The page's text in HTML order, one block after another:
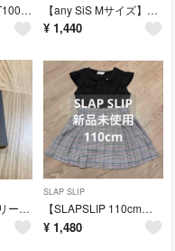
【RalphLauren4T100〜110cm】ラルフローレン女の子新品未使用 【any SiS Mサイズ】半袖ブラウスキャメルブラウンレディース エニィスィス
¥ 1,440
薬用制汗BODYクリーム【医薬部外品】男性用デオドラント50g【新品未使用】汗臭 ニオイ対策
SLAP SLIP
【SLAPSLIP 110cm】スラップスリップ半袖ワンピース女の子新品未使用
¥ 1,480